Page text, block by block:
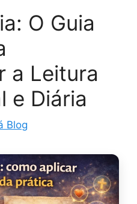
O Guia
a Leitura
e Diária
Blog